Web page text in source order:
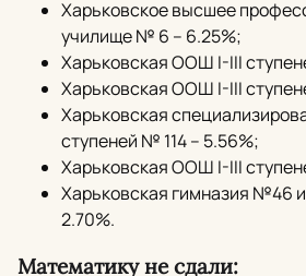
Харьковское высшее
училище № 6 – 6.25%;
Харьковская ООШ I-III
Харьковская ООШ I-III
Харьковская
ступеней № 114 – 5.56%;
Харьковская ООШ I-III
Харьковская гимназия №46
2.70%.
Математику не сдали: